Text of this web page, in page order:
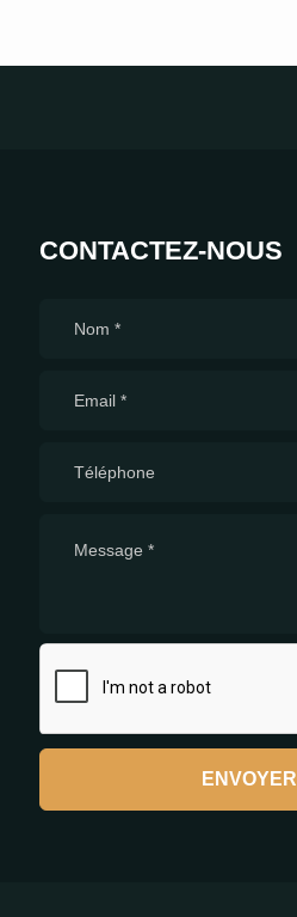
CONTACTEZ-NOUS
ENVOYER